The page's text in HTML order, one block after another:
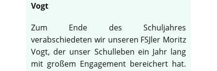
Vogt
Zum Ende des Schuljahres
verabschiedeten wir unseren FSJler Moritz
Vogt, der unser Schulleben ein Jahr lang
mit großem Engagement bereichert hat.